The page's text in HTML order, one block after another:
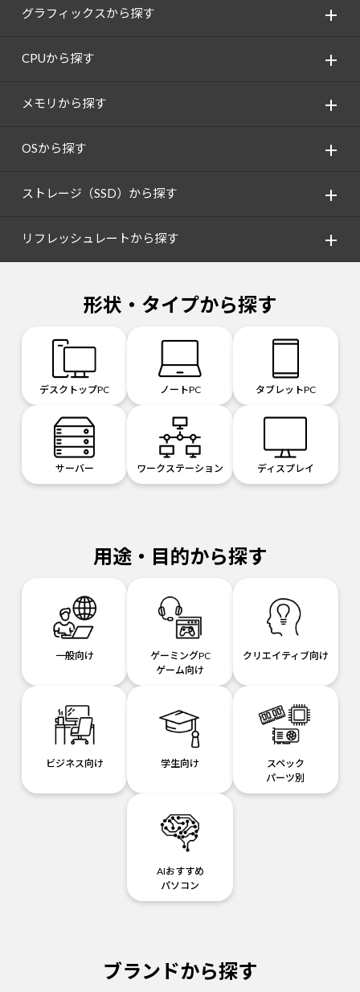
グラフィックスから探す
CPUから探す
メモリから探す
OSから探す
ストレージ（SSD）から探す
リフレッシュレートから探す
形状・タイプから探す
デスクトップPC ノートPC タブレットPC
サーバー ワークステーション ディスプレイ
用途・目的から探す
一般向け
ゲーミングPC
ゲーム向け
クリエイティブ向け
ビジネス向け 学生向け
スペック
パーツ別
AIおすすめ
パソコン
ブランドから探す